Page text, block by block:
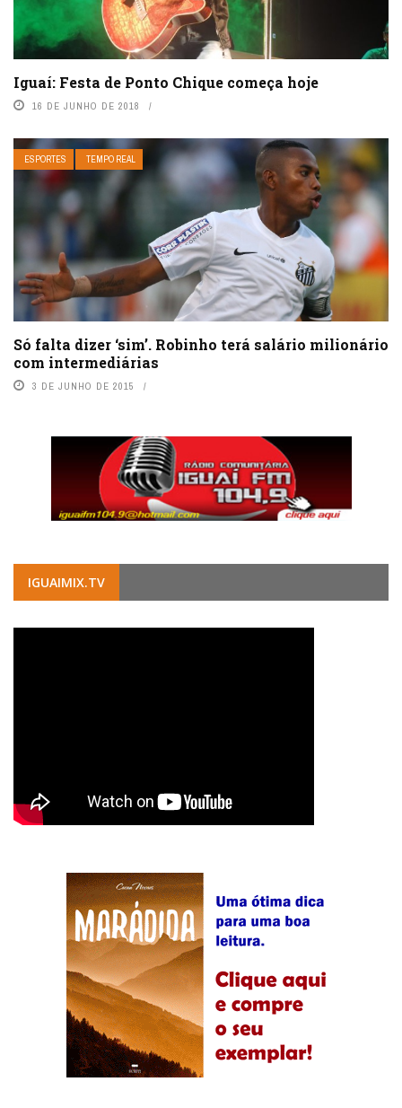
Iguaí: Festa de Ponto Chique começa hoje
16 DE JUNHO DE 2018
ESPORTES TEMPO REAL
Só falta dizer ‘sim’. Robinho terá salário milionário
com intermediárias
3 DE JUNHO DE 2015
IGUAIMIX.TV